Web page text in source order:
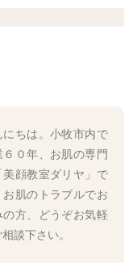
にちは。小牧市内で
０年、お肌の専門
美顔教室ダリヤ」で
肌のトラブルでお
方、どうぞお気軽
談下さい。